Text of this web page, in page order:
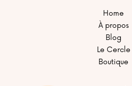
Home
À propos
Blog
Le Cercle
Boutique